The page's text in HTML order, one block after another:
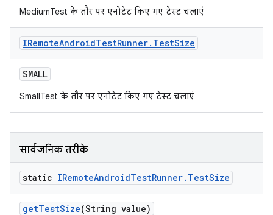
MediumTest के तौर पर एनोटेट किए गए टेस्ट चलाएं
IRemoteAndroidTestRunner. TestSize
SMALL
SmallTest के तौर पर एनोटेट किए गए टेस्ट चलाएं
सार्वजनिक तरीके
static IRemoteAndroidTestRunner. TestSize
getTestSize(String value)